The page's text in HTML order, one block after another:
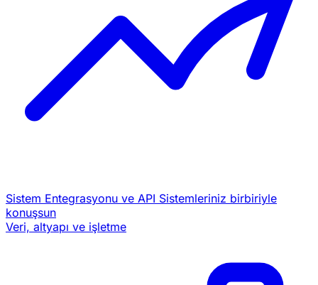
Sistem Entegrasyonu ve API Sistemleriniz birbiriyle
konuşsun
Veri, altyapı ve işletme